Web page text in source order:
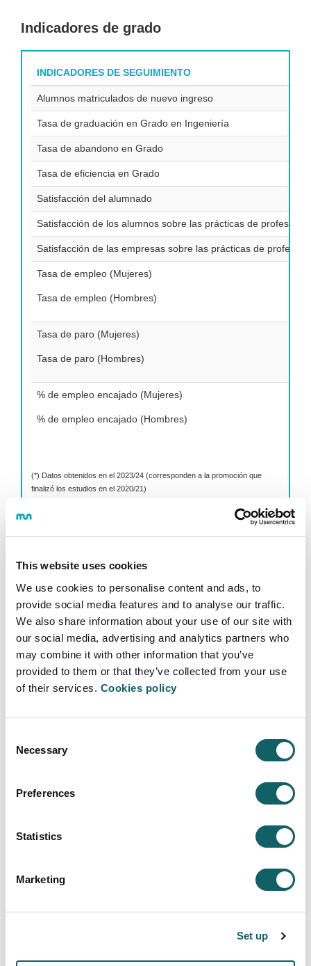
This website uses cookies
We use cookies to personalise content and ads, to
provide social media features and to analyse our traffic.
We also share information about your use of our site with
our social media, advertising and analytics partners who
may combine it with other information that you’ve
provided to them or that they’ve collected from your use
of their services. Cookies policy
Selection
Necessary
Preferences
Statistics
Marketing
Set up
Indicadores de grado
INDICADORES DE SEGUIMIENTO
Alumnos matriculados de nuevo ingreso
Tasa de graduación en Grado en Ingeniería
Tasa de abandono en Grado
Tasa de eficiencia en Grado
Satisfacción del alumnado
Satisfacción de los alumnos sobre las prácticas de
Satisfacción de las empresas sobre las prácticas de
Tasa de empleo (Mujeres)
Tasa de empleo (Hombres)
Tasa de paro (Mujeres)
Tasa de paro (Hombres)
% de empleo encajado (Mujeres)
% de empleo encajado (Hombres)
(*) Datos obtenidos en el 2023/24 (corresponden a la promoción que
finalizó los estudios en el 2020/21)
INGENIERÍA EN ELECTRÓNICA INDUSTRIAL
Programa
OBJETIVOS Y COMPETENCIAS
PROGRAMAS ACADÉMICOS DE RECORRIDOS SUCESIVOS (PARS)
CALENDARIO
CURSO DE ADAPTACIÓN
PROCESO ENSEÑANZA-APRENDIZAJE
MOVILIDAD E INTERNACIONALIZACIÓN
REQUISITOS DE ACCESO